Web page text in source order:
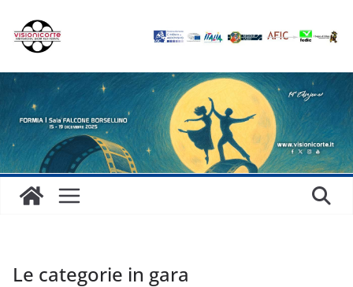
contenuto
Le categorie in gara